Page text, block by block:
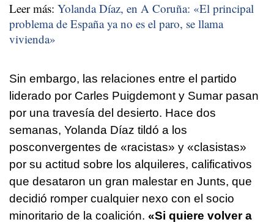
Leer más: Yolanda Díaz, en A Coruña: «El principal
problema de España ya no es el paro, se llama
vivienda»
Sin embargo, las relaciones entre el partido
liderado por Carles Puigdemont y Sumar pasan
por una travesía del desierto. Hace dos
semanas, Yolanda Díaz tildó a los
posconvergentes de «racistas» y «clasistas»
por su actitud sobre los alquileres, calificativos
que desataron un gran malestar en Junts, que
decidió romper cualquier nexo con el socio
minoritario de la coalición. «Si quiere volver a